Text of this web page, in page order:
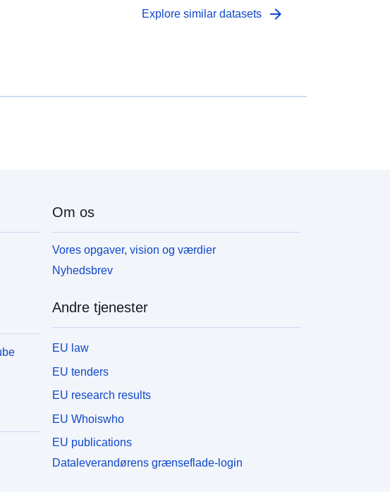
Explore similar datasets arrow_forward
Om os
Vores opgaver, vision og værdier
Nyhedsbrev
Andre tjenester
EU law
EU tenders
EU research results
EU Whoiswho
EU publications
Dataleverandørens grænseflade-login